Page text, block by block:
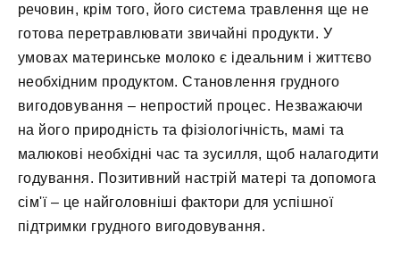
речовин, крім того, його система травлення ще не
готова перетравлювати звичайні продукти. У
умовах материнське молоко є ідеальним і життєво
необхідним продуктом. Становлення грудного
вигодовування – непростий процес. Незважаючи
на його природність та фізіологічність, мамі та
малюкові необхідні час та зусилля, щоб налагодити
годування. Позитивний настрій матері та допомога
сім'ї – це найголовніші фактори для успішної
підтримки грудного вигодовування.